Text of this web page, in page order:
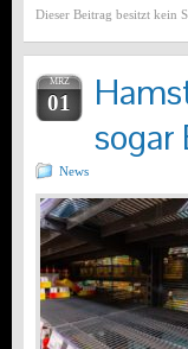
Dieser Beitrag besitzt kein
MRZ
01
sogar
News